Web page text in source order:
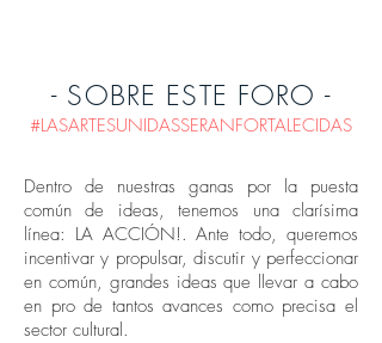
- SOBRE ESTE FORO -
#LASARTESUNIDASSERANFORTALECIDAS
Dentro de nuestras ganas por la puesta
común de ideas, tenemos una clarísima
línea: LA ACCIÓN!. Ante todo, queremos
incentivar y propulsar, discutir y perfeccionar
en común, grandes ideas que llevar a cabo
en pro de tantos avances como precisa el
sector cultural.